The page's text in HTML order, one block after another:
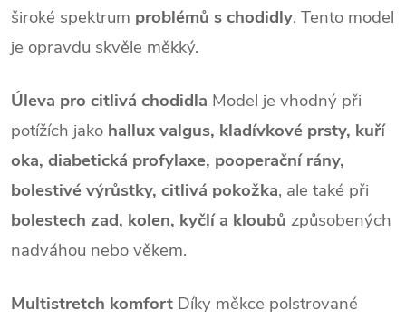
široké spektrum problémů s chodidly. Tento model
je opravdu skvěle měkký.
Úleva pro citlivá chodidla Model je vhodný při
potížích jako hallux valgus, kladívkové prsty, kuří
oka, diabetická profylaxe, pooperační rány,
bolestivé výrůstky, citlivá pokožka, ale také při
bolestech zad, kolen, kyčlí a kloubů způsobených
nadváhou nebo věkem.
Multistretch komfort Díky měkce polstrované